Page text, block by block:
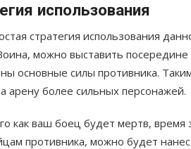
использования
стратегия использования
можно выставить
основные силы противника.
арену более сильных персонажей.
как ваш боец будет мертв, время
противника, можно будет